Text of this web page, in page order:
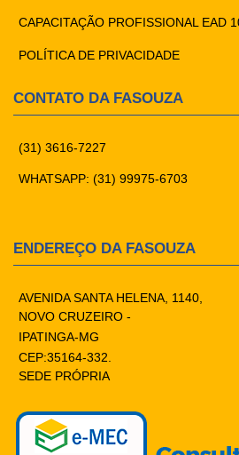
CAPACITAÇÃO PROFISSIONAL EAD
POLÍTICA DE PRIVACIDADE
CONTATO DA FASOUZA
(31) 3616-7227
WHATSAPP: (31) 99975-6703
ENDEREÇO DA FASOUZA
AVENIDA SANTA HELENA, 1140,
NOVO CRUZEIRO -
IPATINGA-MG
CEP:35164-332.
SEDE PRÓPRIA